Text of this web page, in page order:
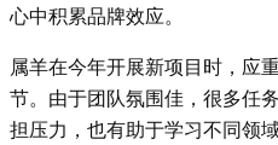
心中积累品牌效应。
属羊在今年开展新项目时，应
节。由于团队氛围佳，很多任
担压力，也有助于学习不同领